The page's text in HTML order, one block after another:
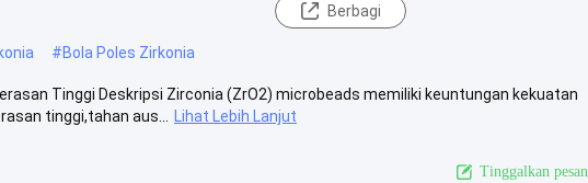
Berbagi
#Bola Poles Zirkonia
Tinggi Deskripsi Zirconia (ZrO2) microbeads memiliki keuntungan kekuatan
tinggi,tahan aus...
Lihat Lebih Lanjut
Tinggalkan pesan.